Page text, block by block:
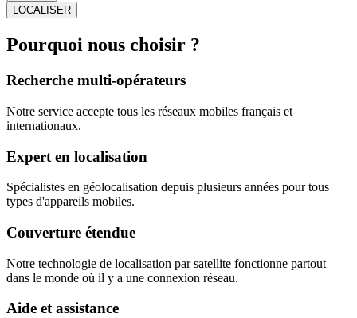
LOCALISER
Pourquoi nous choisir ?
Recherche multi-opérateurs
Notre service accepte tous les réseaux mobiles français et
internationaux.
Expert en localisation
Spécialistes en géolocalisation depuis plusieurs années pour tous
types d'appareils mobiles.
Couverture étendue
Notre technologie de localisation par satellite fonctionne partout
dans le monde où il y a une connexion réseau.
Aide et assistance